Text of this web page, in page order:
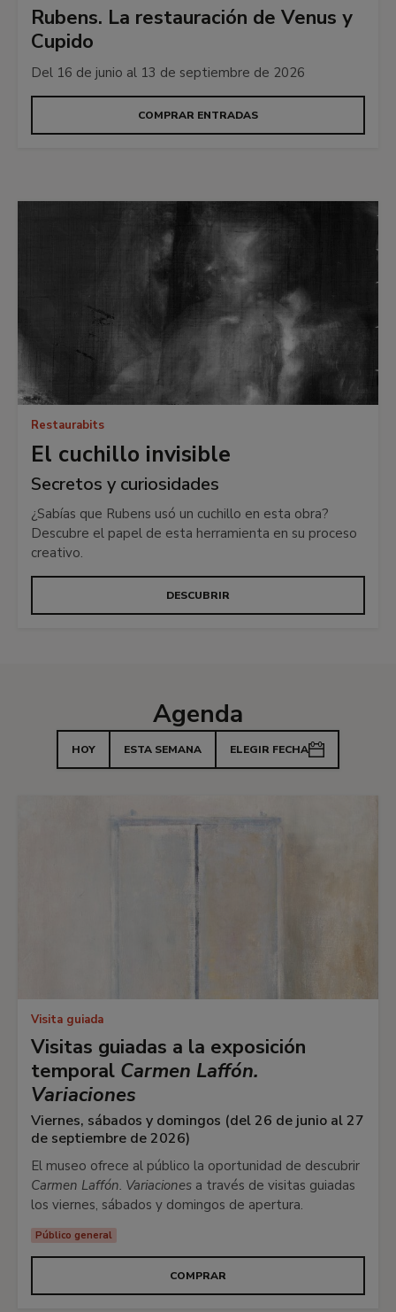
Rubens. La restauración de Venus y
Cupido
Del 16 de junio al 13 de septiembre de 2026
COMPRAR ENTRADAS
Restaurabits
El cuchillo invisible
Secretos y curiosidades
¿Sabías que Rubens usó un cuchillo en esta obra?
Descubre el papel de esta herramienta en su proceso
creativo.
DESCUBRIR
Agenda
HOY ESTA SEMANA ELEGIR FECHA
Visita guiada
Visitas guiadas a la exposición
temporal Carmen Laffón.
Variaciones
Viernes, sábados y domingos (del 26 de junio al 27
de septiembre de 2026)
El museo ofrece al público la oportunidad de descubrir
Carmen Laffón. Variaciones a través de visitas guiadas
los viernes, sábados y domingos de apertura.
Público general
COMPRAR